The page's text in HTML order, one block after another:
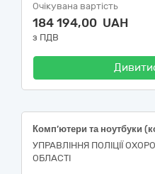
Очікувана вартість
184 194,00 UAH
з ПДВ
УПРАВЛІННЯ ПОЛІЦІЇ
ОБЛАСТІ